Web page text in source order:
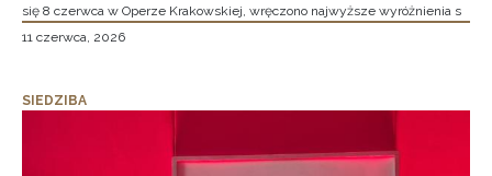
się 8 czerwca w Operze Krakowskiej, wręczono najwyższe wyróżnienia s
11 czerwca, 2026
SIEDZIBA